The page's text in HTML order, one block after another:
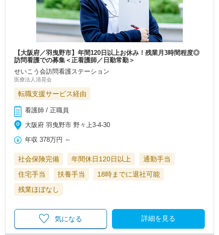
【大阪府／羽曳野市】年間120日以上お休み！残業月3時間程度◎
訪問看護での募集＜正看護師／日勤常勤＞
せいこう会訪問看護ステーション
医療法人清晃会
転職支援サービス経由
看護師 / 正職員
大阪府 羽曳野市 野々上3-4-30
年収 378万円 ～
社会保険完備 年間休日120日以上
通勤手当
住宅手当
扶養手当
18時までに退社可能
残業ほぼなし
詳細を見る
気になる